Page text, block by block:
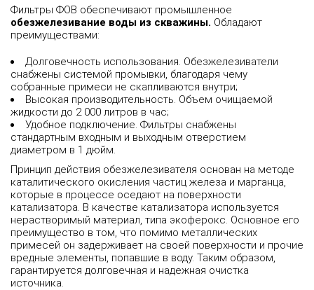
Фильтры ФОВ обеспечивают промышленное
обезжелезивание воды из скважины. Обладают
преимуществами:
Долговечность использования. Обезжелезиватели
снабжены системой промывки, благодаря чему
собранные примеси не скапливаются внутри;
Высокая производительность. Объем очищаемой
жидкости до 2 000 литров в час;
Удобное подключение. Фильтры снабжены
стандартным входным и выходным отверстием
диаметром в 1 дюйм.
Принцип действия обезжелезивателя основан на методе
каталитического окисления частиц железа и марганца,
которые в процессе оседают на поверхности
катализатора. В качестве катализатора используется
нерастворимый материал, типа экоферокс. Основное его
преимущество в том, что помимо металлических
примесей он задерживает на своей поверхности и прочие
вредные элементы, попавшие в воду. Таким образом,
гарантируется долговечная и надежная очистка
источника.